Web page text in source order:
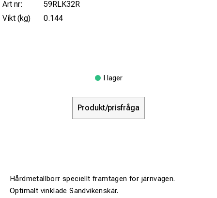
Art nr:
59RLK32R
Vikt (kg)
0.144
I lager
Produkt/prisfråga
Hårdmetallborr speciellt framtagen för järnvägen.
Optimalt vinklade Sandvikenskär.